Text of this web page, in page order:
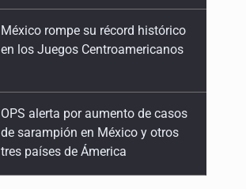
OPS alerta por aumento de casos
de sarampión en México y otros
Ayotzinapa: A casi 12 años, entre
juicios a exfuncionarios y la fuga
de Tomás Zerón